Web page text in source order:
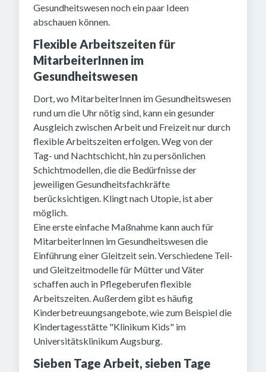
Gesundheitswesen noch ein paar Ideen
abschauen können.
Flexible Arbeitszeiten für
MitarbeiterInnen im
Gesundheitswesen
Dort, wo MitarbeiterInnen im Gesundheitswesen
rund um die Uhr nötig sind, kann ein gesunder
Ausgleich zwischen Arbeit und Freizeit nur durch
flexible Arbeitszeiten erfolgen. Weg von der
Tag- und Nachtschicht, hin zu persönlichen
Schichtmodellen, die die Bedürfnisse der
jeweiligen Gesundheitsfachkräfte
berücksichtigen. Klingt nach Utopie, ist aber
möglich.
Eine erste einfache Maßnahme kann auch für
MitarbeiterInnen im Gesundheitswesen die
Einführung einer Gleitzeit sein. Verschiedene Teil-
und Gleitzeitmodelle für Mütter und Väter
schaffen auch in Pflegeberufen flexible
Arbeitszeiten. Außerdem gibt es häufig
Kinderbetreuungsangebote, wie zum Beispiel die
Kindertagesstätte "Klinikum Kids" im
Universitätsklinikum Augsburg.
Sieben Tage Arbeit, sieben Tage